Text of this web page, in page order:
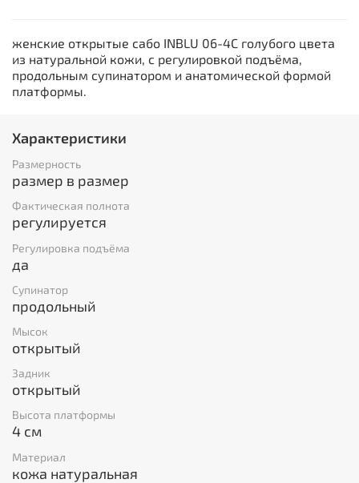
женские открытые сабо INBLU 06-4C голубого цвета
из натуральной кожи, с регулировкой подъёма,
продольным супинатором и анатомической формой
платформы.
Характеристики
Размерность
размер в размер
Фактическая полнота
регулируется
Регулировка подъёма
да
Супинатор
продольный
Мысок
открытый
Задник
открытый
Высота платформы
4 см
Материал
кожа натуральная